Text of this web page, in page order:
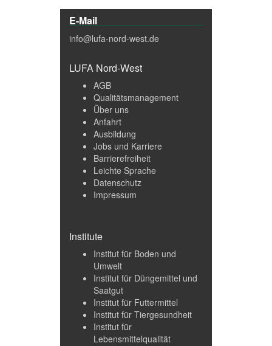
E-Mail
info@lufa-nord-west.de
LUFA Nord-West
AGB
Qualitätsmanagement
Über uns
Anfahrt
Ausbildung
Jobs und Karriere
Barrierefreiheit
Leichte Sprache
Datenschutz
Impressum
Institute
Institut für Boden und
Umwelt
Institut für Düngemittel und
Saatgut
Institut für Futtermittel
Institut für Tiergesundheit
Institut für
Lebensmittelqualität